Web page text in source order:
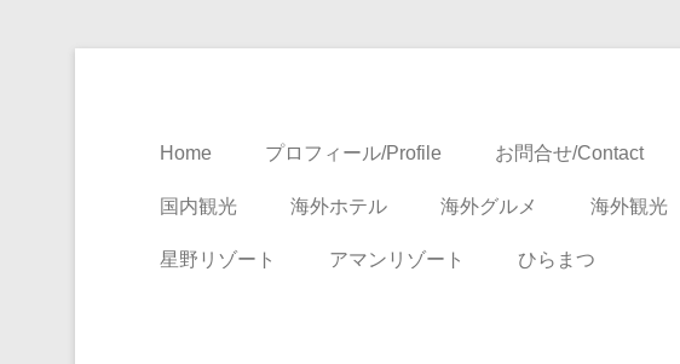
Home プロフィール/Profile お問合せ/Contact
国内観光 海外ホテル 海外グルメ 海外観光
星野リゾート アマンリゾート ひらまつ